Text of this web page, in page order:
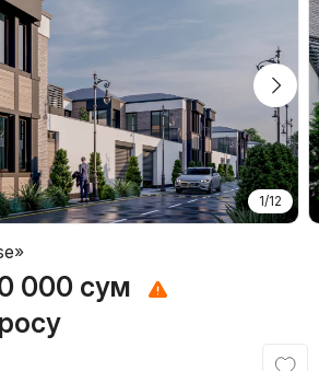
1/12
000 сум